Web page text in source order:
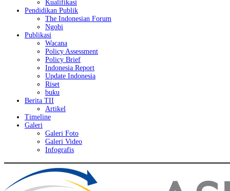
Kualifikasi
Pendidikan Publik
The Indonesian Forum
Ngobi
Publikasi
Wacana
Policy Assessment
Policy Brief
Indonesia Report
Update Indonesia
Riset
buku
Berita TII
Artikel
Timeline
Galeri
Galeri Foto
Galeri Video
Infografis